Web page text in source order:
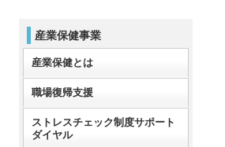
産業保健事業
産業保健とは
職場復帰支援
ストレスチェック制度サポート
ダイヤル